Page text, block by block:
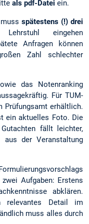
als pdf-Datei ein.
spätestens (!) drei
eingehen
Anfragen können
Zahl schlechter
das Notenranking
Für TUM-
Prüfungsamt erhältlich.
ein aktuelles Foto. Die
fällt leichter,
der Veranstaltung
Aufgaben: Erstens
abklären.
relevantes Detail im
muss alles durch